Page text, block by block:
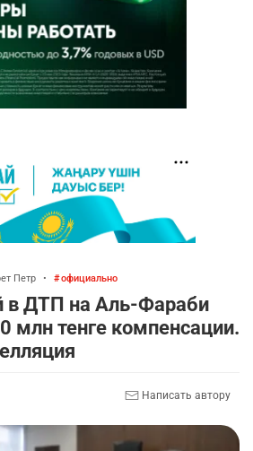
Петр • официально
в ДТП на Аль-Фараби
млн тенге компенсации.
Написать автору